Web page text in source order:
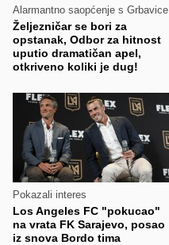
Alarmantno saopćenje s Grbavice
Željezničar se bori za
opstanak, Odbor za hitnost
uputio dramatičan apel,
otkriveno koliki je dug!
Pokazali interes
Los Angeles FC "pokucao"
na vrata FK Sarajevo, posao
iz snova Bordo tima